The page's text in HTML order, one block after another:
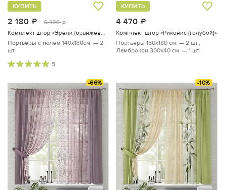
2 180 руб.
6 420 руб.
КУПИТЬ
Комплект штор «Эрели (оранжевый)»
Портьеры с тюлем 140х180см. — 2
шт.
5
4 470
КУПИТЬ
Комплект штор «Риконис (голубой)»
Портьеры 150х180 см. — 2 шт.,
Ламбрекен 300х40 см. — 1 шт.
-66% -10%